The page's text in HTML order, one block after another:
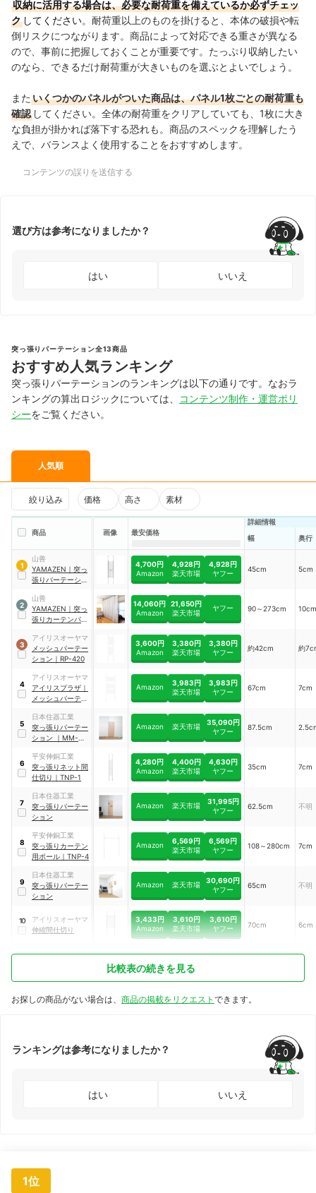
収納に活用する場合は、必要な耐荷重を備えているか必ずチェッ
ク してください。耐荷重以上のものを掛けると、本体の破損や転
倒リスクにつながります。商品によって対応できる重さが異なる
ので、事前に把握しておくことが重要です。たっぷり収納したい
のなら、できるだけ耐荷重が大きいものを選ぶとよいでしょう。
また いくつかのパネルがついた商品は、パネル1枚ごとの耐荷重も
確認 してください。全体の耐荷重をクリアしていても、1枚に大き
な負担が掛かれば落下する恐れも。商品のスペックを理解したう
えで、バランスよく使用することをおすすめします。
コンテンツの誤りを送信する
選び方は参考になりましたか？
はい いいえ
突っ張りパーテーション全13商品
おすすめ人気ランキング
突っ張りパーテーションのランキングは以下の通りです。なおラ
ンキングの算出ロジックについては、
コンテンツ制作・運営ポリ
シーをご覧ください。
人気順
絞り込み 価格 高さ 素材
商品 画像 最安価格
詳細情報
幅
奥行
1
山善
YAMAZEN ｜ 突っ
張りパーテーショ
4,700円
Amazon
4,928円
楽天市場
4,928円
ヤフー
45cm 5cm
2
山善
YAMAZEN ｜ 突っ
張りカーテンパー
14,060円
Amazon
21,650円
楽天市場
ヤフー 90～273cm 10cm
3
アイリスオーヤマ
メッシュパーテー
ション ｜ RP-420
3,600円
Amazon
3,380円
楽天市場
3,380円
ヤフー
約42cm 約
4
アイリスオーヤマ
アイリスプラザ ｜
メッシュパーテー
Amazon
3,983円
楽天市場
3,983円
ヤフー
67cm 7cm
5
日本住器工業
突っ張りパーテー
ション
｜ MM-
Amazon 楽天市場
35,090円
ヤフー
87.5cm
6
平安伸銅工業
突っ張りネット間
仕切り ｜ TNP-1
4,280円
Amazon
4,400円
楽天市場
4,630円
ヤフー
35cm 7cm
7
日本住器工業
突っ張りパーテー
ション
Amazon 楽天市場
31,995円
ヤフー
62.5cm 不明
8
平安伸銅工業
突っ張りカーテン
用ポール ｜ TNP-4
Amazon
6,569円
楽天市場
6,569円
ヤフー
108～280cm 7cm
9
日本住器工業
突っ張りパーテー
ション
Amazon 楽天市場
30,690円
ヤフー
65cm 不明
10
アイリスオーヤマ
伸縮間仕切り
3,433円
Amazon
3,610円
楽天市場
3,610円
ヤフー
70cm 6cm
比較表の続きを見る
お探しの商品がない場合は、 商品の掲載をリクエスト できます。
ランキングは参考になりましたか？
はい いいえ
1位